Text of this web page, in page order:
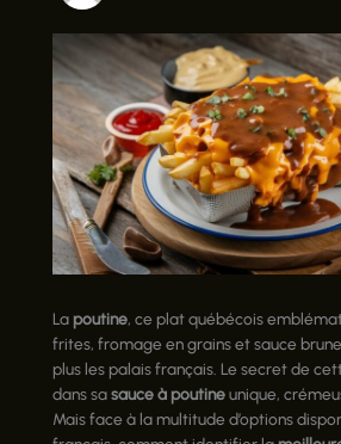
La poutine, ce plat québécois
frites, fromage en grains et sauce
plus les palais français. Le secret de
dans sasauce à poutineunique,
Mais face à la multitude d’options